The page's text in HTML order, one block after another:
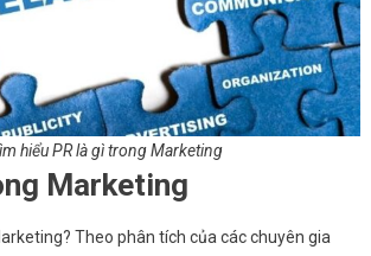
hiểu PR là gì trong Marketing
Marketing
Theo phân tích của các chuyên gia